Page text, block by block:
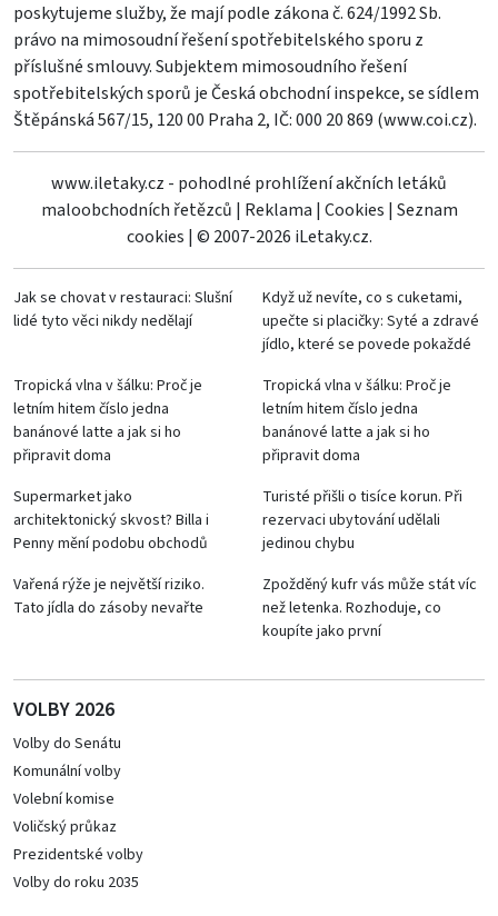
poskytujeme služby, že mají podle zákona č. 624/1992 Sb.
právo na mimosoudní řešení spotřebitelského sporu z
příslušné smlouvy. Subjektem mimosoudního řešení
spotřebitelských sporů je Česká obchodní inspekce, se sídlem
Štěpánská 567/15, 120 00 Praha 2, IČ: 000 20 869 (www.coi.cz).
www.iletaky.cz - pohodlné prohlížení akčních letáků
maloobchodních řetězců | Reklama | Cookies | Seznam
cookies | © 2007-2026 iLetaky.cz.
Jak se chovat v restauraci: Slušní
lidé tyto věci nikdy nedělají
Když už nevíte, co s cuketami,
upečte si placičky: Syté a zdravé
jídlo, které se povede pokaždé
Tropická vlna v šálku: Proč je
letním hitem číslo jedna
banánové latte a jak si ho
připravit doma
Tropická vlna v šálku: Proč je
letním hitem číslo jedna
banánové latte a jak si ho
připravit doma
Supermarket jako
architektonický skvost? Billa i
Penny mění podobu obchodů
Turisté přišli o tisíce korun. Při
rezervaci ubytování udělali
jedinou chybu
Vařená rýže je největší riziko.
Tato jídla do zásoby nevařte
Zpožděný kufr vás může stát víc
než letenka. Rozhoduje, co
koupíte jako první
VOLBY 2026
Volby do Senátu
Komunální volby
Volební komise
Voličský průkaz
Prezidentské volby
Volby do roku 2035